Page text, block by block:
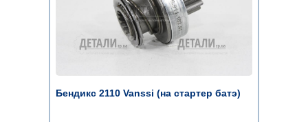
Бендикс 2110 Vanssi (на стартер батэ)